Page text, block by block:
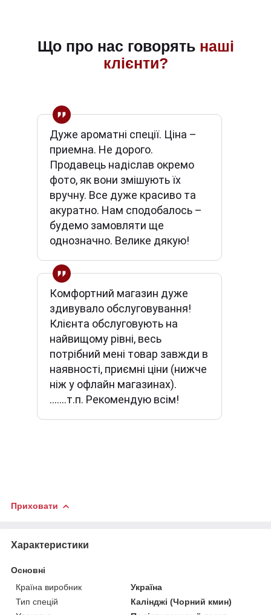
Що про нас говорять наші
клієнти?
Дуже ароматні спеції. Ціна –
приемна. Не дорого.
Продавець надіслав окремо
фото, як вони змішують їх
вручну. Все дуже красиво та
акуратно. Нам сподобалось –
будемо замовляти ще
однозначно. Велике дякую!
Комфортний магазин дуже
здивувало обслуговування!
Клієнта обслуговують на
найвищому рівні, весь
потрібний мені товар завжди в
наявності, приємні ціни (нижче
ніж у офлайн магазинах).
.......т.п. Рекомендую всім!
Приховати
Характеристики
Основні
Країна виробник
Україна
Тип спецій
Калінджі (Чорний кмин)